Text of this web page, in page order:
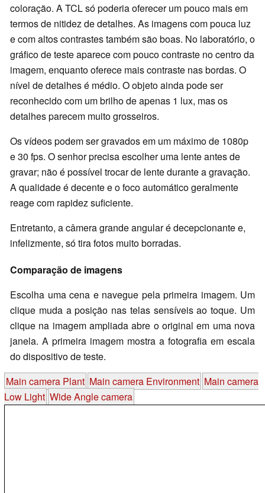
coloração. A TCL só poderia oferecer um pouco mais em
termos de nitidez de detalhes. As imagens com pouca luz
e com altos contrastes também são boas. No laboratório, o
gráfico de teste aparece com pouco contraste no centro da
imagem, enquanto oferece mais contraste nas bordas. O
nível de detalhes é médio. O objeto ainda pode ser
reconhecido com um brilho de apenas 1 lux, mas os
detalhes parecem muito grosseiros.
Os vídeos podem ser gravados em um máximo de 1080p
e 30 fps. O senhor precisa escolher uma lente antes de
gravar; não é possível trocar de lente durante a gravação.
A qualidade é decente e o foco automático geralmente
reage com rapidez suficiente.
Entretanto, a câmera grande angular é decepcionante e,
infelizmente, só tira fotos muito borradas.
Comparação de imagens
Escolha uma cena e navegue pela primeira imagem. Um
clique muda a posição nas telas sensíveis ao toque. Um
clique na imagem ampliada abre o original em uma nova
janela. A primeira imagem mostra a fotografia em escala
do dispositivo de teste.
Main camera Plant Main camera Environment Main camera
Low Light Wide Angle camera